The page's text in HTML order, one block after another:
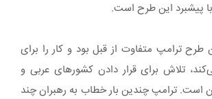
پیشبرد این طرح است.
طرح ترامپ متفاوت از قبل بود و کار را برای
تلاش برای قرار دادن کشورهای عربی و
است. ترامپ چندین بار خطاب به رهبران چند